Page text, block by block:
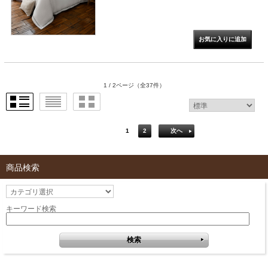
1 / 2ページ （全37件）
1 2 次へ
商品検索
キーワード検索